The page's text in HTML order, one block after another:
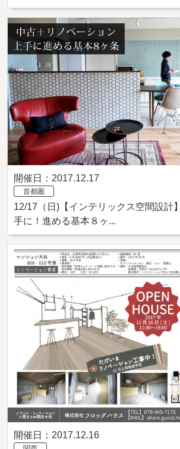
開催日：2017.12.17
首都圏
12/17（日)【インテリックス空間設計
手に！進める基本８ヶ...
開催日：2017.12.16